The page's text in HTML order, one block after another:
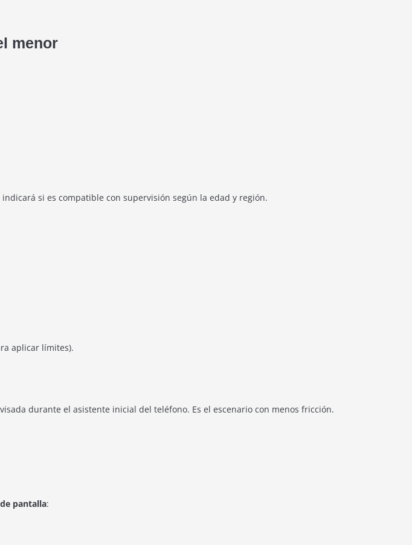
menor
si es compatible con supervisión según la edad y región.
aplicar límites).
durante el asistente inicial del teléfono. Es el escenario con menos fricción.
pantalla: